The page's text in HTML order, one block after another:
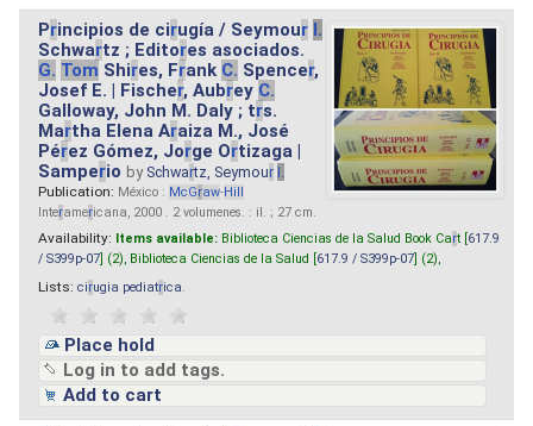
Principios de cirugía / Seymour I.
Schwartz ; Editores asociados.
G. Tom Shires, Frank C. Spencer,
Josef E. | Fischer, Aubrey C.
Galloway, John M. Daly ; trs.
Martha Elena Araiza M., José
Pérez Gómez, Jorge Ortizaga |
Samperio by Schwartz, Seymour I.
Publication: México : McGraw-Hill
Interamericana, 2000 . 2 volumenes. : il. ; 27 cm.
Availability: Items available: Biblioteca Ciencias de la Salud Book Cart [ 617.9
/ S399p-07 ] (2), Biblioteca Ciencias de la Salud [ 617.9 / S399p-07 ] (2),
Lists: cirugia pediatrica
Place hold
Log in to add tags.
Add to cart